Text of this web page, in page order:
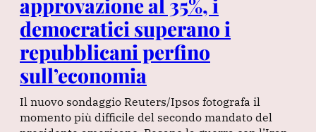
democratici superano i
repubblicani perfino
sull’economia
Il nuovo sondaggio Reuters/Ipsos fotografa il
momento più difficile del secondo mandato del